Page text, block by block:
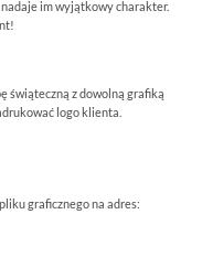
im wyjątkowy charakter.
świąteczną z dowolną grafiką
logo klienta.
graficznego na adres: